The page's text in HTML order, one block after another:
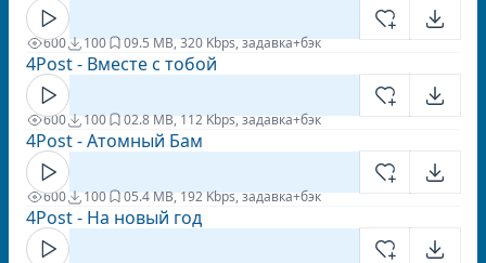
600 100 09.5 MB, 320 Kbps, задавка+бэк
4Post - Вместе с тобой
600 100 02.8 MB, 112 Kbps, задавка+бэк
4Post - Атомный Бам
600 100 05.4 MB, 192 Kbps, задавка+бэк
4Post - На новый год